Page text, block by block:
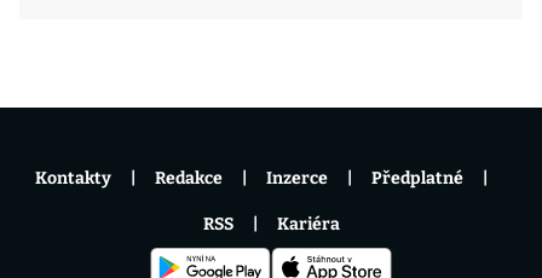
Kontakty Redakce Inzerce Předplatné
RSS Kariéra